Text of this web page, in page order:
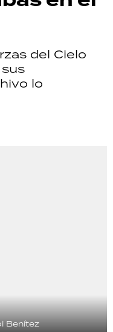
del Cielo
lo
Benítez